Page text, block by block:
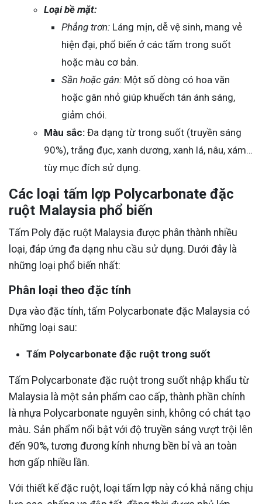
Loại bề mặt:
Phẳng trơn: Láng mịn, dễ vệ sinh, mang vẻ
hiện đại, phổ biến ở các tấm trong suốt
hoặc màu cơ bản.
Sần hoặc gân: Một số dòng có hoa văn
hoặc gân nhỏ giúp khuếch tán ánh sáng,
giảm chói.
Màu sắc: Đa dạng từ trong suốt (truyền sáng
90%), trắng đục, xanh dương, xanh lá, nâu, xám…
tùy mục đích sử dụng.
Các loại tấm lợp Polycarbonate đặc
ruột Malaysia phổ biến
Tấm Poly đặc ruột Malaysia được phân thành nhiều
loại, đáp ứng đa dạng nhu cầu sử dụng. Dưới đây là
những loại phổ biến nhất:
Phân loại theo đặc tính
Dựa vào đặc tính, tấm Polycarbonate đặc Malaysia có
những loại sau:
Tấm Polycarbonate đặc ruột trong suốt
Tấm Polycarbonate đặc ruột trong suốt nhập khẩu từ
Malaysia là một sản phẩm cao cấp, thành phần chính
là nhựa Polycarbonate nguyên sinh, không có chát tạo
màu. Sản phẩm nổi bật với độ truyền sáng vượt trội lên
đến 90%, tương đương kính nhưng bền bỉ và an toàn
hơn gấp nhiều lần.
Với thiết kế đặc ruột, loại tấm lợp này có khả năng chịu